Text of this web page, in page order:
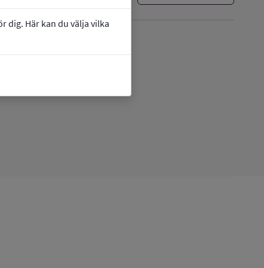
dig. Här kan du välja vilka